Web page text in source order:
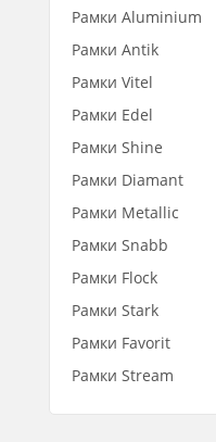
Рамки Aluminium
Рамки Antik
Рамки Vitel
Рамки Edel
Рамки Shine
Рамки Diamant
Рамки Metallic
Рамки Snabb
Рамки Flock
Рамки Stark
Рамки Favorit
Рамки Stream